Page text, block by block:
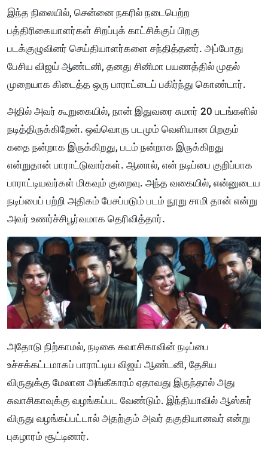
இந்த நிலையில், சென்னை நகரில் நடைபெற்ற
பத்திரிகையாளர்கள் சிறப்புக் காட்சிக்குப் பிறகு
படக்குழுவினர் செய்தியாளர்களை சந்தித்தனர். அப்போது
பேசிய விஜய் ஆண்டனி, தனது சினிமா பயணத்தில் முதல்
முறையாக கிடைத்த ஒரு பாராட்டைப் பகிர்ந்து கொண்டார்.
அதில் அவர் கூறுகையில், நான் இதுவரை சுமார் 20 படங்களில்
நடித்திருக்கிறேன். ஒவ்வொரு படமும் வெளியான பிறகும்
கதை நன்றாக இருக்கிறது, படம் நன்றாக இருக்கிறது
என்றுதான் பாராட்டுவார்கள். ஆனால், என் நடிப்பை குறிப்பாக
பாராட்டியவர்கள் மிகவும் குறைவு. அந்த வகையில், என்னுடைய
நடிப்பைப் பற்றி அதிகம் பேசப்படும் படம் நூறு சாமி தான் என்று
அவர் உணர்ச்சிபூர்வமாக தெரிவித்தார்.
அதோடு நிற்காமல், நடிகை சுவாசிகாவின் நடிப்பை
உச்சக்கட்டமாகப் பாராட்டிய விஜய் ஆண்டனி, தேசிய
விருதுக்கு மேலான அங்கீகாரம் ஏதாவது இருந்தால் அது
சுவாசிகாவுக்கு வழங்கப்பட வேண்டும். இந்தியாவில் ஆஸ்கர்
விருது வழங்கப்பட்டால் அதற்கும் அவர் தகுதியானவர் என்று
புகழாரம் சூட்டினார்.